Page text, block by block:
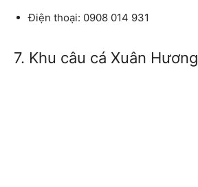
Điện thoại: 0908 014 931
7. Khu câu cá Xuân Hương